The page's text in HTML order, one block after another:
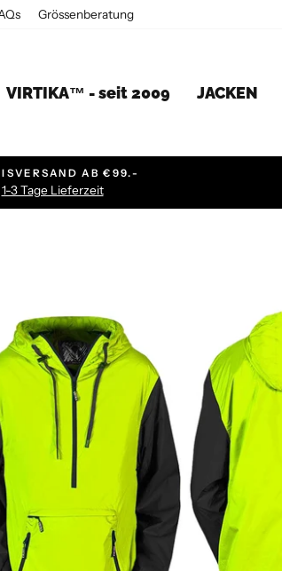
Grössenberatung
VIRTIKA™ - seit 2009 JACKEN
AB €99.-
1-3 Tage Lieferzeit